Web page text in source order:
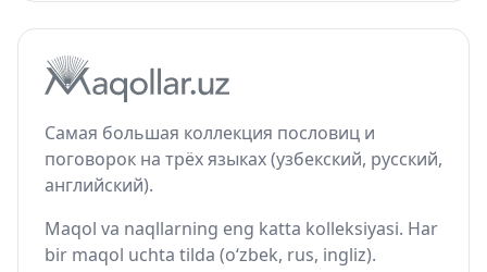
Самая большая коллекция пословиц и
поговорок на трёх языках (узбекский, русский,
английский).
Maqol va naqllarning eng katta kolleksiyasi. Har
bir maqol uchta tilda (o‘zbek, rus, ingliz).